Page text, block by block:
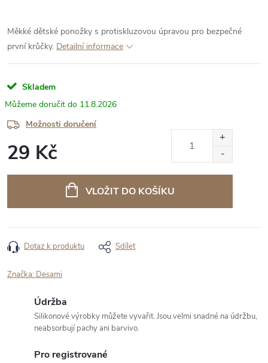
Měkké dětské ponožky s protiskluzovou úpravou pro bezpečné
první krůčky. Detailní informace
Skladem
11.8.2026
Možnosti doručení
29 Kč
VLOŽIT DO KOŠÍKU
Dotaz k produktu Sdílet
Značka: Desami
Údržba
Silikonové výrobky můžete vyvařit. Jsou velmi snadné na údržbu,
neabsorbují pachy ani barvivo.
Pro registrované